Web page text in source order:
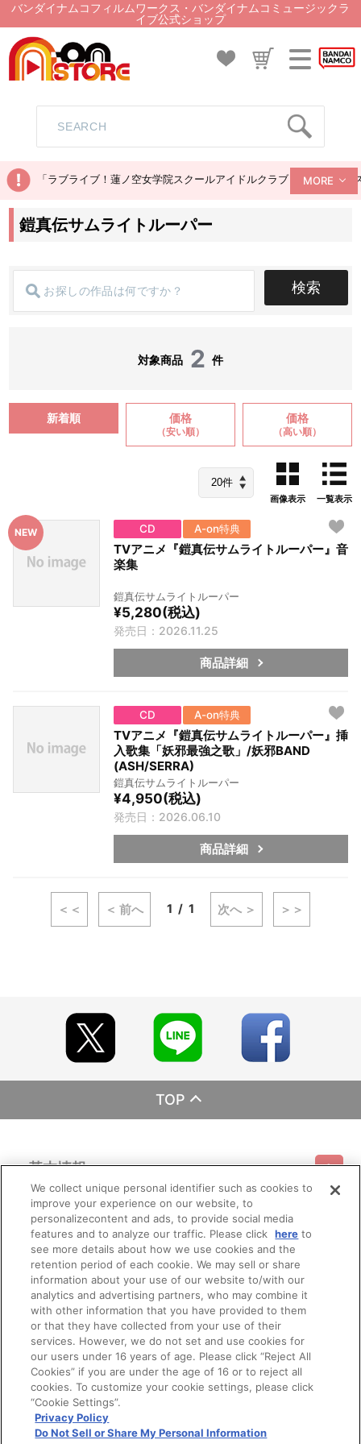
バンダイナムコフィルムワークス・バンダイナムコミュージックラ
イブ公式ショップ
「ラブライブ！蓮ノ空女学院スクールアイドルクラブ ぬいぐるみ
MORE
鎧真伝サムライトルーパー
検索
対象商品 2 件
新着順 価格
（安い順）
価格
（高い順）
画像表示 一覧表示
CD A-on特典
TVアニメ『鎧真伝サムライトルーパー』音
楽集
鎧真伝サムライトルーパー
¥5,280(税込)
発売日：2026.11.25
商品詳細
CD A-on特典
TVアニメ『鎧真伝サムライトルーパー』挿
入歌集「妖邪最強之歌」/妖邪BAND
(ASH/SERRA)
鎧真伝サムライトルーパー
¥4,950(税込)
発売日：2026.06.10
商品詳細
＜＜ ＜ 前へ 1 1 次へ ＞ ＞＞
TOP
基本情報
利用規約 特定商取引法に基づく表示 プライバシーポリシー
プライバシーオプション 会社概要
ご利用情報
ご利用ガイド サイトマップ お問い合わせ
Do Not Sell or Share My Personal Information
会員メニュー
ログイン 会員規約 新規会員登録
その他のご案内
公式X バンダイナムコフィルムワークス
We collect unique personal identifier such as cookies to
improve your experience on our website, to
personalizecontent and ads, to provide social media
features and to analyze our traffic. Please click here to
see more details about how we use cookies and the
retention period of each cookie. We may sell or share
information about your use of our website to/with our
analytics and advertising partners, who may combine it
with other information that you have provided to them
or that they have collected from your use of their
services. However, we do not set and use cookies for
our users under 16 years of age. Please click “Reject All
Cookies” if you are under the age of 16 or to reject all
cookies. To customize your cookie settings, please click
“Cookie Settings”.
Privacy Policy
Do Not Sell or Share My Personal Information